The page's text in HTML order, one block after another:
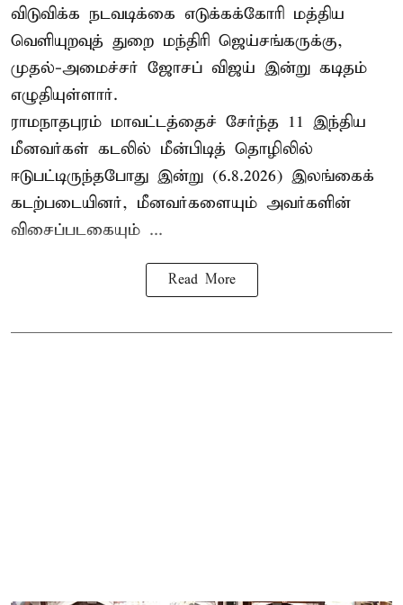
விடுவிக்க நடவடிக்கை எடுக்கக்கோரி மத்திய
வெளியுறவுத் துறை மந்திரி ஜெய்சங்கருக்கு,
முதல்-அமைச்சர் ஜோசப் விஜய் இன்று கடிதம்
எழுதியுள்ளார்.
ராமநாதபுரம் மாவட்டத்தைச் சேர்ந்த 11 இந்திய
மீனவர்கள் கடலில் மீன்பிடித் தொழிலில்
ஈடுபட்டிருந்தபோது இன்று (6.8.2026) இலங்கைக்
கடற்படையினர், மீனவர்களையும் அவர்களின்
விசைப்படகையும் ...
Read More